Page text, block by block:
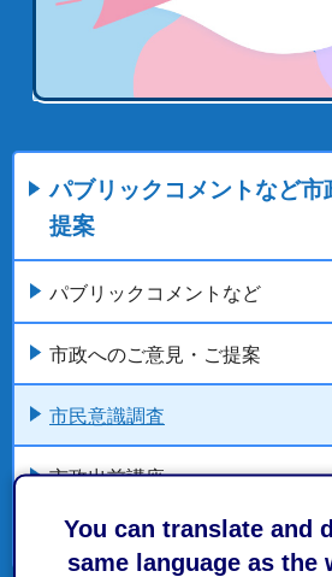
You can translate and
same language as the
パブリックコメントなど市
提案
パブリックコメントなど
市政へのご意見・ご提案
市民意識調査
市政出前講座
おもてなし職員コンシェルジュ